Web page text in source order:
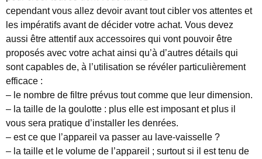
cependant vous allez devoir avant tout cibler vos attentes et
les impératifs avant de décider votre achat. Vous devez
aussi être attentif aux accessoires qui vont pouvoir être
proposés avec votre achat ainsi qu’à d’autres détails qui
sont capables de, à l’utilisation se révéler particulièrement
efficace :
– le nombre de filtre prévus tout comme que leur dimension.
– la taille de la goulotte : plus elle est imposant et plus il
vous sera pratique d’installer les denrées.
– est ce que l’appareil va passer au lave-vaisselle ?
– la taille et le volume de l’appareil ; surtout si il est tenu de